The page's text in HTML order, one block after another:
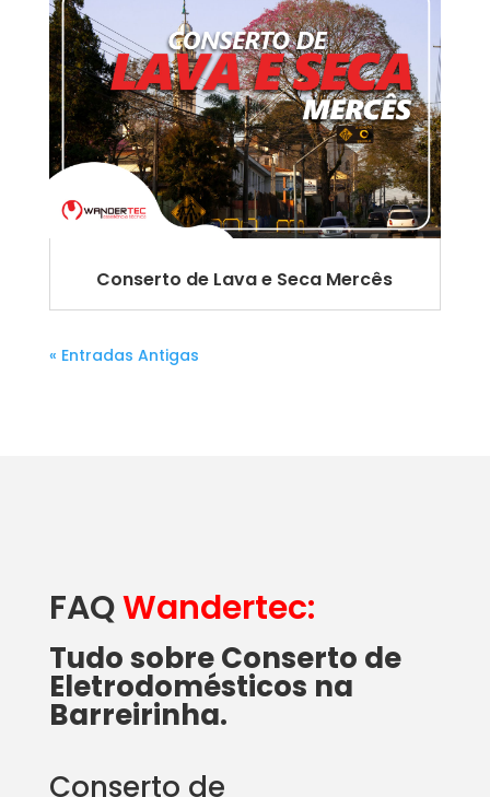
Conserto de Lava e Seca Mercês
« Entradas Antigas
FAQWandertec:
Tudo sobre Conserto de
Eletrodomésticos na
Barreirinha.
Conserto de